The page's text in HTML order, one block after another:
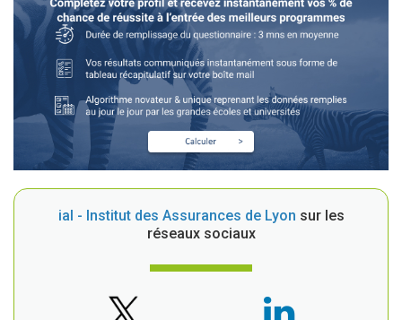
ial - Institut des Assurances de Lyon sur les
réseaux sociaux